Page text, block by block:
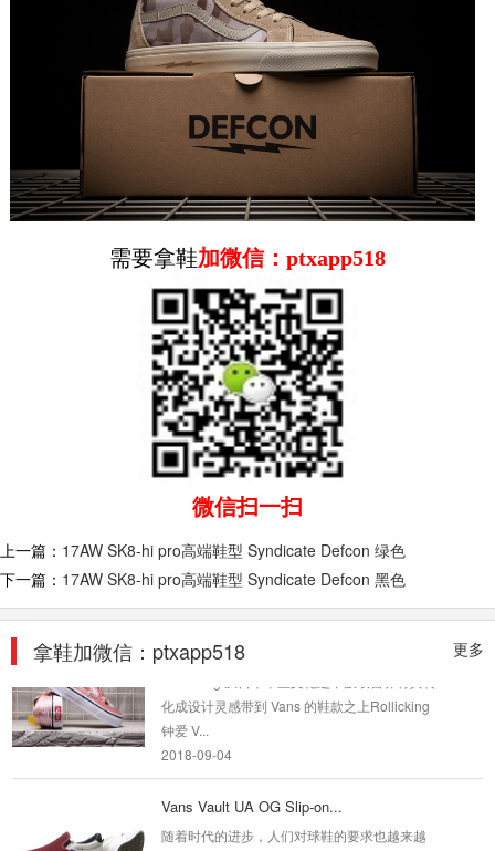
需要拿鞋加微信：ptxapp518
微信扫一扫
上一篇： 17AW SK8-hi pro高端鞋型 Syndicate Defcon 绿色
下一篇： 17AW SK8-hi pro高端鞋型 Syndicate Defcon 黑色
更多
拿鞋加微信：ptxapp518
鞋带、鞋带孔眼以及Old Skool标志性的侧边条
纹也不例外。细节上保持了Vans Vault应有的复
古和高质感风...
2018-09-04
Vans Vault UA OG Slip-on...
款采用了 Vans Classics 经典支线旗下的人气鞋
款 Sl...
Vans Vault Opening Ceremony Old Skool
OG Satin
深谙如何将自己的时尚标签和Vans的街头风格结
合这次除了选取为人熟知的Old Skool鞋款还用
到了 “Satin...
2018-09-04
vans old skool lux 复古全...
全牛皮头层皮 质感麂皮 17AW秋季新番，白黑和
一双非...
2018-09-04
Rollicking 从日本本土文化之中汲取营养将其转
化成设计灵感带到 Vans 的鞋款之上Rollicking
钟爱 V...
2018-09-04
随着时代的进步，人们对球鞋的要求也越来越
高；除了外观要时尚、好看之外，鞋款本身的舒